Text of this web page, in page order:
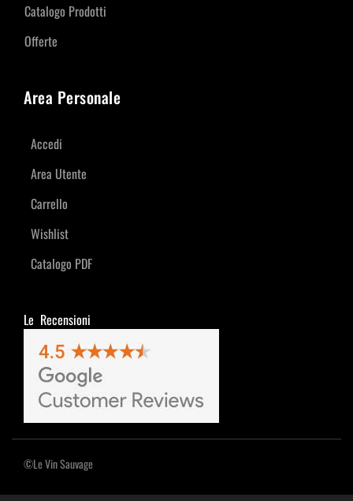
Catalogo Prodotti
Offerte
Area Personale
Accedi
Area Utente
Carrello
Wishlist
Catalogo PDF
Le Recensioni
©Le Vin Sauvage